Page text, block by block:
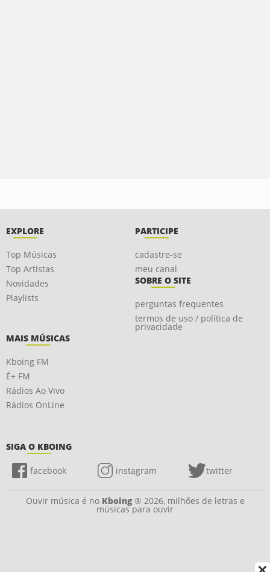
EXPLORE
Top Músicas
Top Artistas
Novidades
Playlists
PARTICIPE
cadastre-se
meu canal
SOBRE O SITE
perguntas frequentes
termos de uso / política de
privacidade
MAIS MÚSICAS
Kboing FM
É+ FM
Rádios Ao Vivo
Rádios OnLine
SIGA O KBOING
facebook instagram twitter
Ouvir música é no Kboing® 2026, milhões de letras e
músicas para ouvir